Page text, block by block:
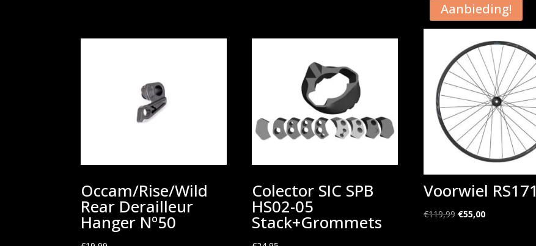
Occam/Rise/Wild
Rear Derailleur
Hanger Nº50
Colector SIC SPB
HS02-05
Stack+Grommets
Aanbieding!
Voorwiel RS171
€119,99 Oorspronkelijke
€55,00Huidige